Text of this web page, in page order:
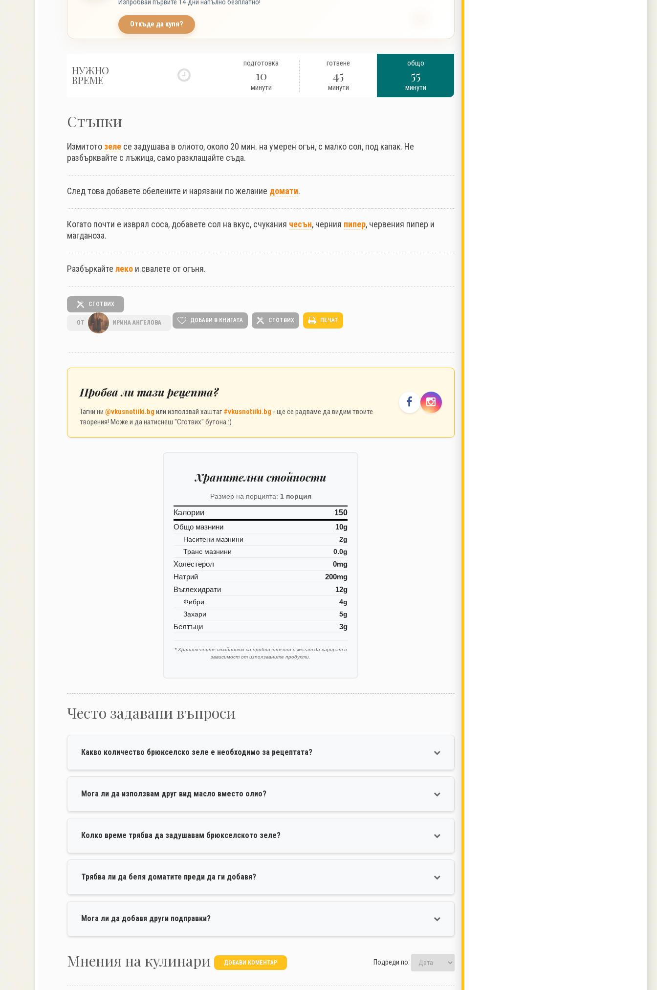
Изпробвай първите 14 дни напълно безплатно!
Откъде да купя?
НУЖНО
ВРЕМЕ
подготовка
10
минути
готвене
45
минути
общо
55
минути
Стъпки
Измитото зеле се задушава в олиото, около 20 мин. на умерен огън, с малко сол, под капак. Не
разбърквайте с лъжица, само разклащайте съда.
След това добавете обелените и нарязани по желание домати.
Когато почти е изврял соса, добавете сол на вкус, счукания чесън, черния пипер, червения пипер и
магданоза.
Разбъркайте леко и свалете от огъня.
СГОТВИХ
ОТ ИРИНА АНГЕЛОВА ДОБАВИ В КНИГАТА СГОТВИХ ПЕЧАТ
Пробва ли тази рецепта?
Тагни ни @vkusnotiiki.bg или използвай хаштаг #vkusnotiiki.bg - ще се радваме да видим твоите
творения! Може и да натиснеш "Сготвих" бутона :)
Хранителни стойности
Размер на порцията: 1 порция
Калории
150
Общо мазнини
10g
Наситени мазнини
2g
Транс мазнини
0.0g
Холестерол
0mg
Натрий
200mg
Въглехидрати
12g
Фибри
4g
Захари
5g
Белтъци 3g
* Хранителните стойности са приблизителни и могат да варират в
зависимост от използваните продукти.
Често задавани въпроси
Какво количество брюкселско зеле е необходимо за рецептата?
Мога ли да използвам друг вид масло вместо олио?
Колко време трябва да задушавам брюкселското зеле?
Трябва ли да беля доматите преди да ги добавя?
Мога ли да добавя други подправки?
Mнения на кулинари ДОБАВИ КОМЕНТАР Подреди по: